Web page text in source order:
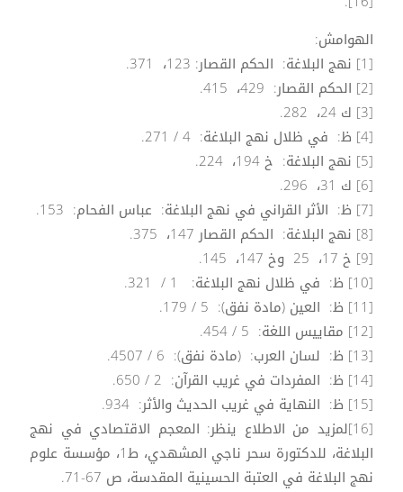
الهوامش:
[1] نهج البلاغة: الحكم القصار: 123، 371.
[2] الحكم القصار: 429، 415.
[3] ك 24، 282.
[4] ظ: في ظلال نهج البلاغة: 4 / 271.
[5] نهج البلاغة: خ 194، 224.
[6] ك 31، 296.
[7] ظ: الأثر القراني في نهج البلاغة: عباس الفحام: 153.
[8] نهج البلاغة: الحكم القصار 147، 375.
[9] خ 17، 25 وخ 147، 145.
[10] ظ: في ظلال نهج البلاغة: 1 / 321.
[11] ظ: العين (مادة نفق): 5 / 179.
[12] مقاييس اللغة: 5 / 454.
[13] ظ: لسان العرب: (مادة نفق): 6 / 4507.
[14] ظ: المفردات في غريب القرآن: 2 / 650.
[15] ظ: النهاية في غريب الحديث والأثر: 934.
[16]لمزيد من الاطلاع ينظر: المعجم الاقتصادي في نهج
البلاغة، للدكتورة سحر ناجي المشهدي، ط1، مؤسسة علوم
نهج البلاغة في العتبة الحسينية المقدسة، ص 67-71.